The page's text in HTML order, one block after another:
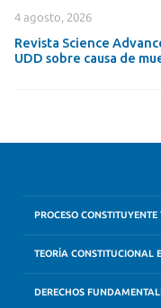
4 agosto, 2026
Revista Science
UDD sobre causa de
PROCESO
TEORÍA CONSTITUCIONAL
DERECHOS